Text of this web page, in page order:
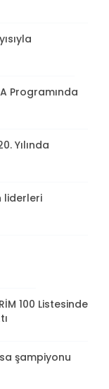
Programında
Yılında
liderleri
100 Listesinde
şampiyonu